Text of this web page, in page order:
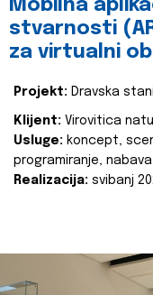
Mobilna
stvarnosti
za virtualni
Projekt: Dravska
Klijent: Virovitica
Usluge: koncept,
programiranje,
Realizacija: svibanj